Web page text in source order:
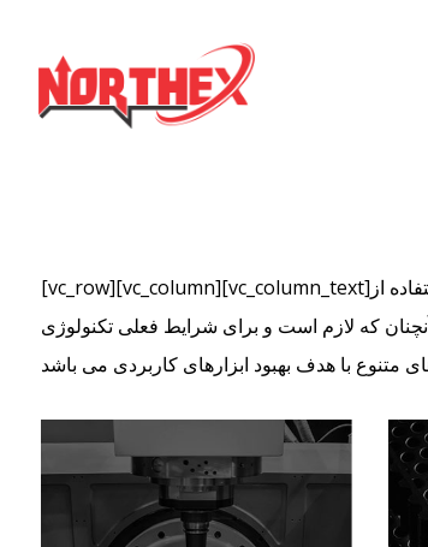
[vc_row][vc_column][vc_column_text]لورم ایپسوم متن ساختگی با تولید سادگی نامفهوم از صنعت چاپ و با استفاده از
که لازم است و برای شرایط فعلی تکنولوژی